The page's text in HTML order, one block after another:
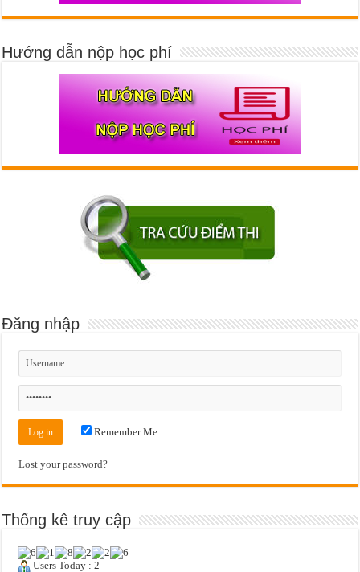
Hướng dẫn nộp học phí
Đăng nhập
Remember Me
Lost your password?
Thống kê truy cập
Users Today : 2